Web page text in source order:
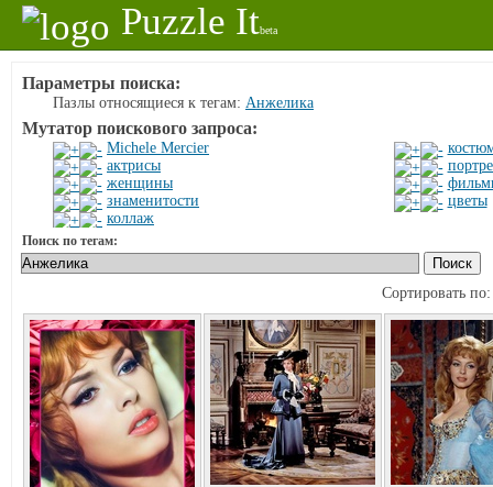
Puzzle Itbeta
Параметры поиска:
Пазлы относящиеся к тегам: Анжелика
Мутатор поискового запроса:
Michele Mercier
актрисы
женщины
знаменитости
коллаж
цветы
Поиск по тегам:
Сортировать